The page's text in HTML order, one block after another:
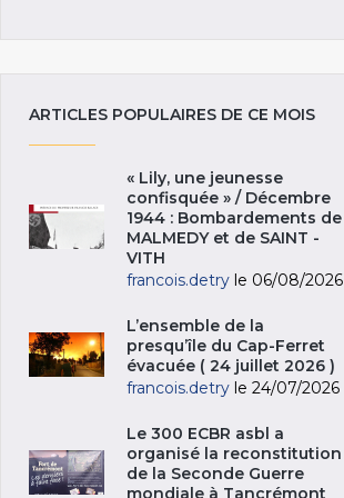
ARTICLES POPULAIRES DE CE MOIS
« Lily, une jeunesse
confisquée » / Décembre
1944 : Bombardements de
MALMEDY et de SAINT -
VITH
francois.detry le 06/08/2026
L’ensemble de la
presqu’île du Cap-Ferret
évacuée ( 24 juillet 2026 )
francois.detry le 24/07/2026
Le 300 ECBR asbl a
organisé la reconstitution
de la Seconde Guerre
mondiale à Tancrémont